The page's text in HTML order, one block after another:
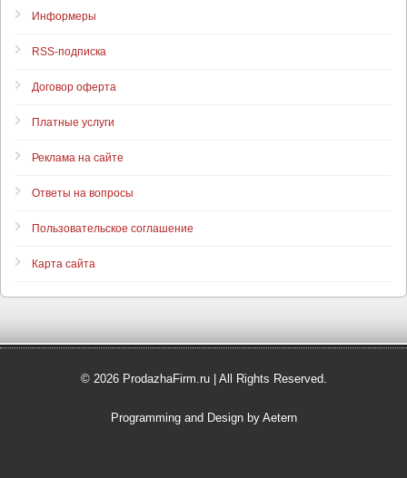
Информеры
RSS-подписка
Договор оферта
Платные услуги
Реклама на сайте
Ответы на вопросы
Пользовательское соглашение
Карта сайта
© 2026 ProdazhaFirm.ru | All Rights Reserved.
Programming and Design by Aetern